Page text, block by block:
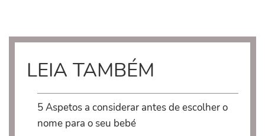
LEIA TAMBÉM
5 Aspetos a considerar antes de escolher o
nome para o seu bebé